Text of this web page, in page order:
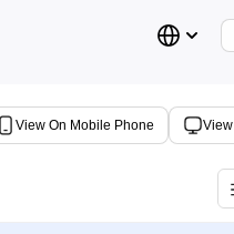
View On Mobile Phone